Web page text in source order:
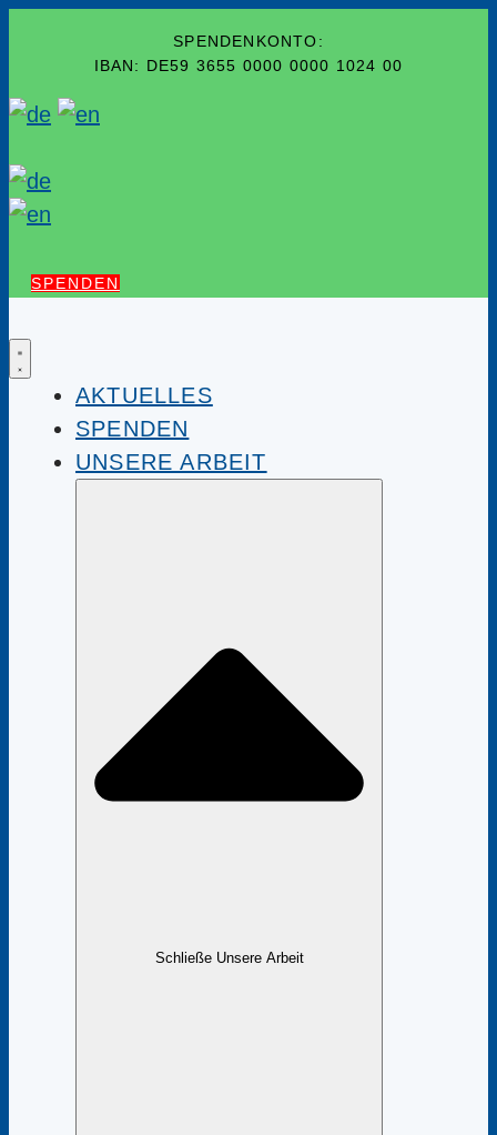
SPENDENKONTO:
IBAN: DE59 3655 0000 0000 1024 00
SPENDEN
AKTUELLES
SPENDEN
UNSERE ARBEIT
Schließe Unsere Arbeit